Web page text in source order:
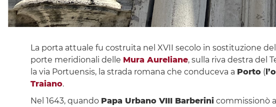
La porta attuale fu costruita nel XVII secolo in sostituzione
porte meridionali delle Mura Aureliane, sulla riva destra del
la via Portuensis, la strada romana che conduceva a Porto(
Traiano.
Nel 1643, quando Papa Urbano VIII Barberinicommissionò